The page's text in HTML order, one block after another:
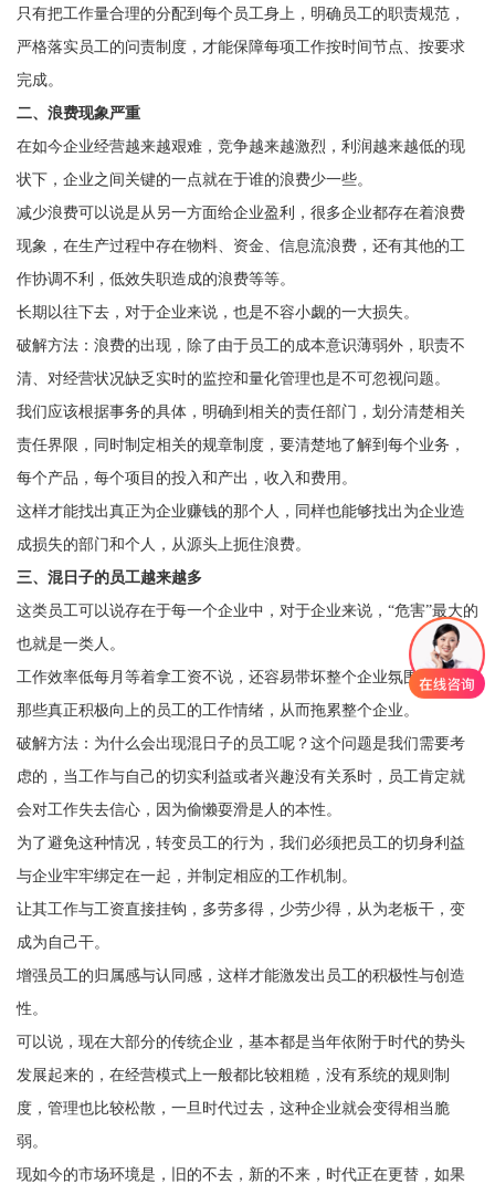
只有把工作量合理的分配到每个员工身上，明确员工的职责规范，
严格落实员工的问责制度，才能保障每项工作按时间节点、按要求
完成。
二、浪费现象严重
在如今企业经营越来越艰难，竞争越来越激烈，利润越来越低的现
状下，企业之间关键的一点就在于谁的浪费少一些。
减少浪费可以说是从另一方面给企业盈利，很多企业都存在着浪费
现象，在生产过程中存在物料、资金、信息流浪费，还有其他的工
作协调不利，低效失职造成的浪费等等。
长期以往下去，对于企业来说，也是不容小觑的一大损失。
破解方法：浪费的出现，除了由于员工的成本意识薄弱外，职责不
清、对经营状况缺乏实时的监控和量化管理也是不可忽视问题。
我们应该根据事务的具体，明确到相关的责任部门，划分清楚相关
责任界限，同时制定相关的规章制度，要清楚地了解到每个业务，
每个产品，每个项目的投入和产出，收入和费用。
这样才能找出真正为企业赚钱的那个人，同样也能够找出为企业造
成损失的部门和个人，从源头上扼住浪费。
三、混日子的员工越来越多
这类员工可以说存在于每一个企业中，对于企业来说，“危害”最大的
也就是一类人。
工作效率低每月等着拿工资不说，还容易带坏整个企业氛围，影响
那些真正积极向上的员工的工作情绪，从而拖累整个企业。
破解方法：为什么会出现混日子的员工呢？这个问题是我们需要考
虑的，当工作与自己的切实利益或者兴趣没有关系时，员工肯定就
会对工作失去信心，因为偷懒耍滑是人的本性。
为了避免这种情况，转变员工的行为，我们必须把员工的切身利益
与企业牢牢绑定在一起，并制定相应的工作机制。
让其工作与工资直接挂钩，多劳多得，少劳少得，从为老板干，变
成为自己干。
增强员工的归属感与认同感，这样才能激发出员工的积极性与创造
性。
可以说，现在大部分的传统企业，基本都是当年依附于时代的势头
发展起来的，在经营模式上一般都比较粗糙，没有系统的规则制
度，管理也比较松散，一旦时代过去，这种企业就会变得相当脆
弱。
现如今的市场环境是，旧的不去，新的不来，时代正在更替，如果